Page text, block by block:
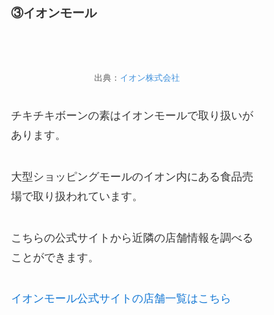
③イオンモール
出典： イオン株式会社
チキチキボーンの素はイオンモールで取り扱いが
あります。
大型ショッピングモールのイオン内にある食品売
場で取り扱われています。
こちらの公式サイトから近隣の店舗情報を調べる
ことができます。
イオンモール公式サイトの店舗一覧はこちら